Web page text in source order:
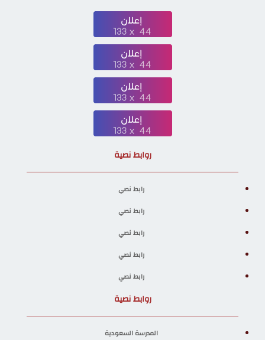
روابط نصية
رابط نصي
رابط نصي
رابط نصي
رابط نصي
رابط نصي
روابط نصية
المدرسة السعودية